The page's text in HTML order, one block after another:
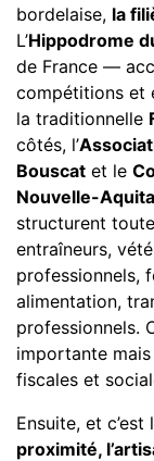
bordelaise, la
L’Hippodrome
de France —
compétitions et
la traditionnelle
côtés, l’
Bouscat et le
Nouvelle-
structurent
entraîneurs,
professionnels,
alimentation,
professionnels.
importante
fiscales et
Ensuite, et
proximité,